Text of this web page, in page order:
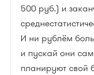
500 руб.) и
И ни рублём
и пускай они
планируют свой